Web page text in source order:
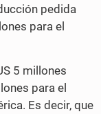
pedida
para el
5 millones
para el
Es decir, que